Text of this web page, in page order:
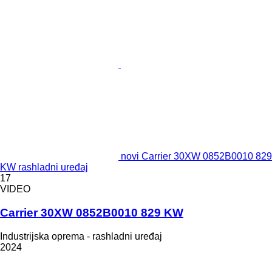
novi Carrier 30XW 0852B0010 829
KW rashladni uređaj
17
VIDEO
Carrier 30XW 0852B0010 829 KW
Industrijska oprema - rashladni uređaj
2024